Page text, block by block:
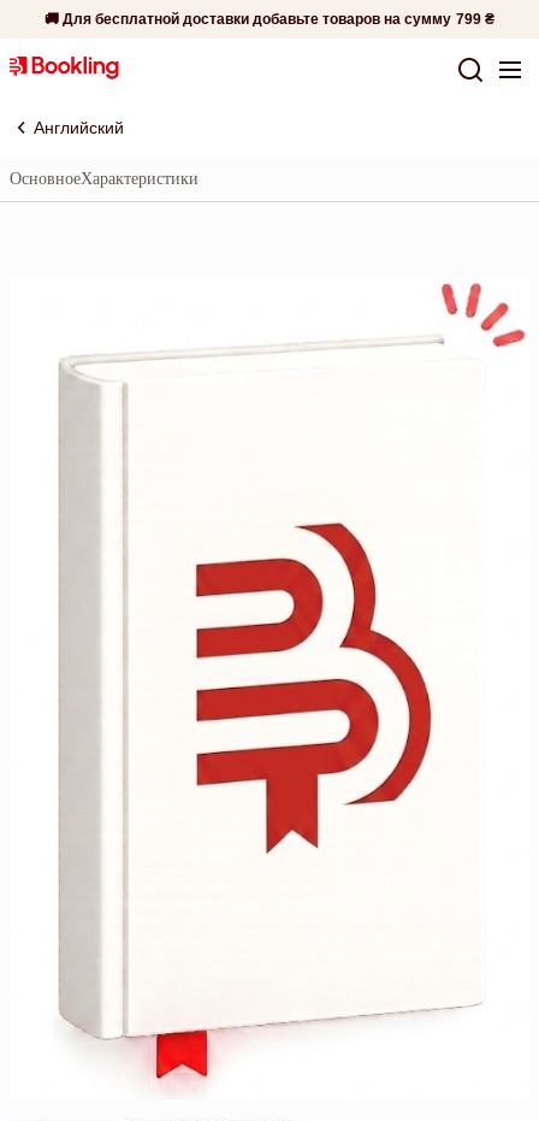
🚚 Для бесплатной доставки добавьте товаров на сумму 799 ₴
Английский
ОсновноеХарактеристики